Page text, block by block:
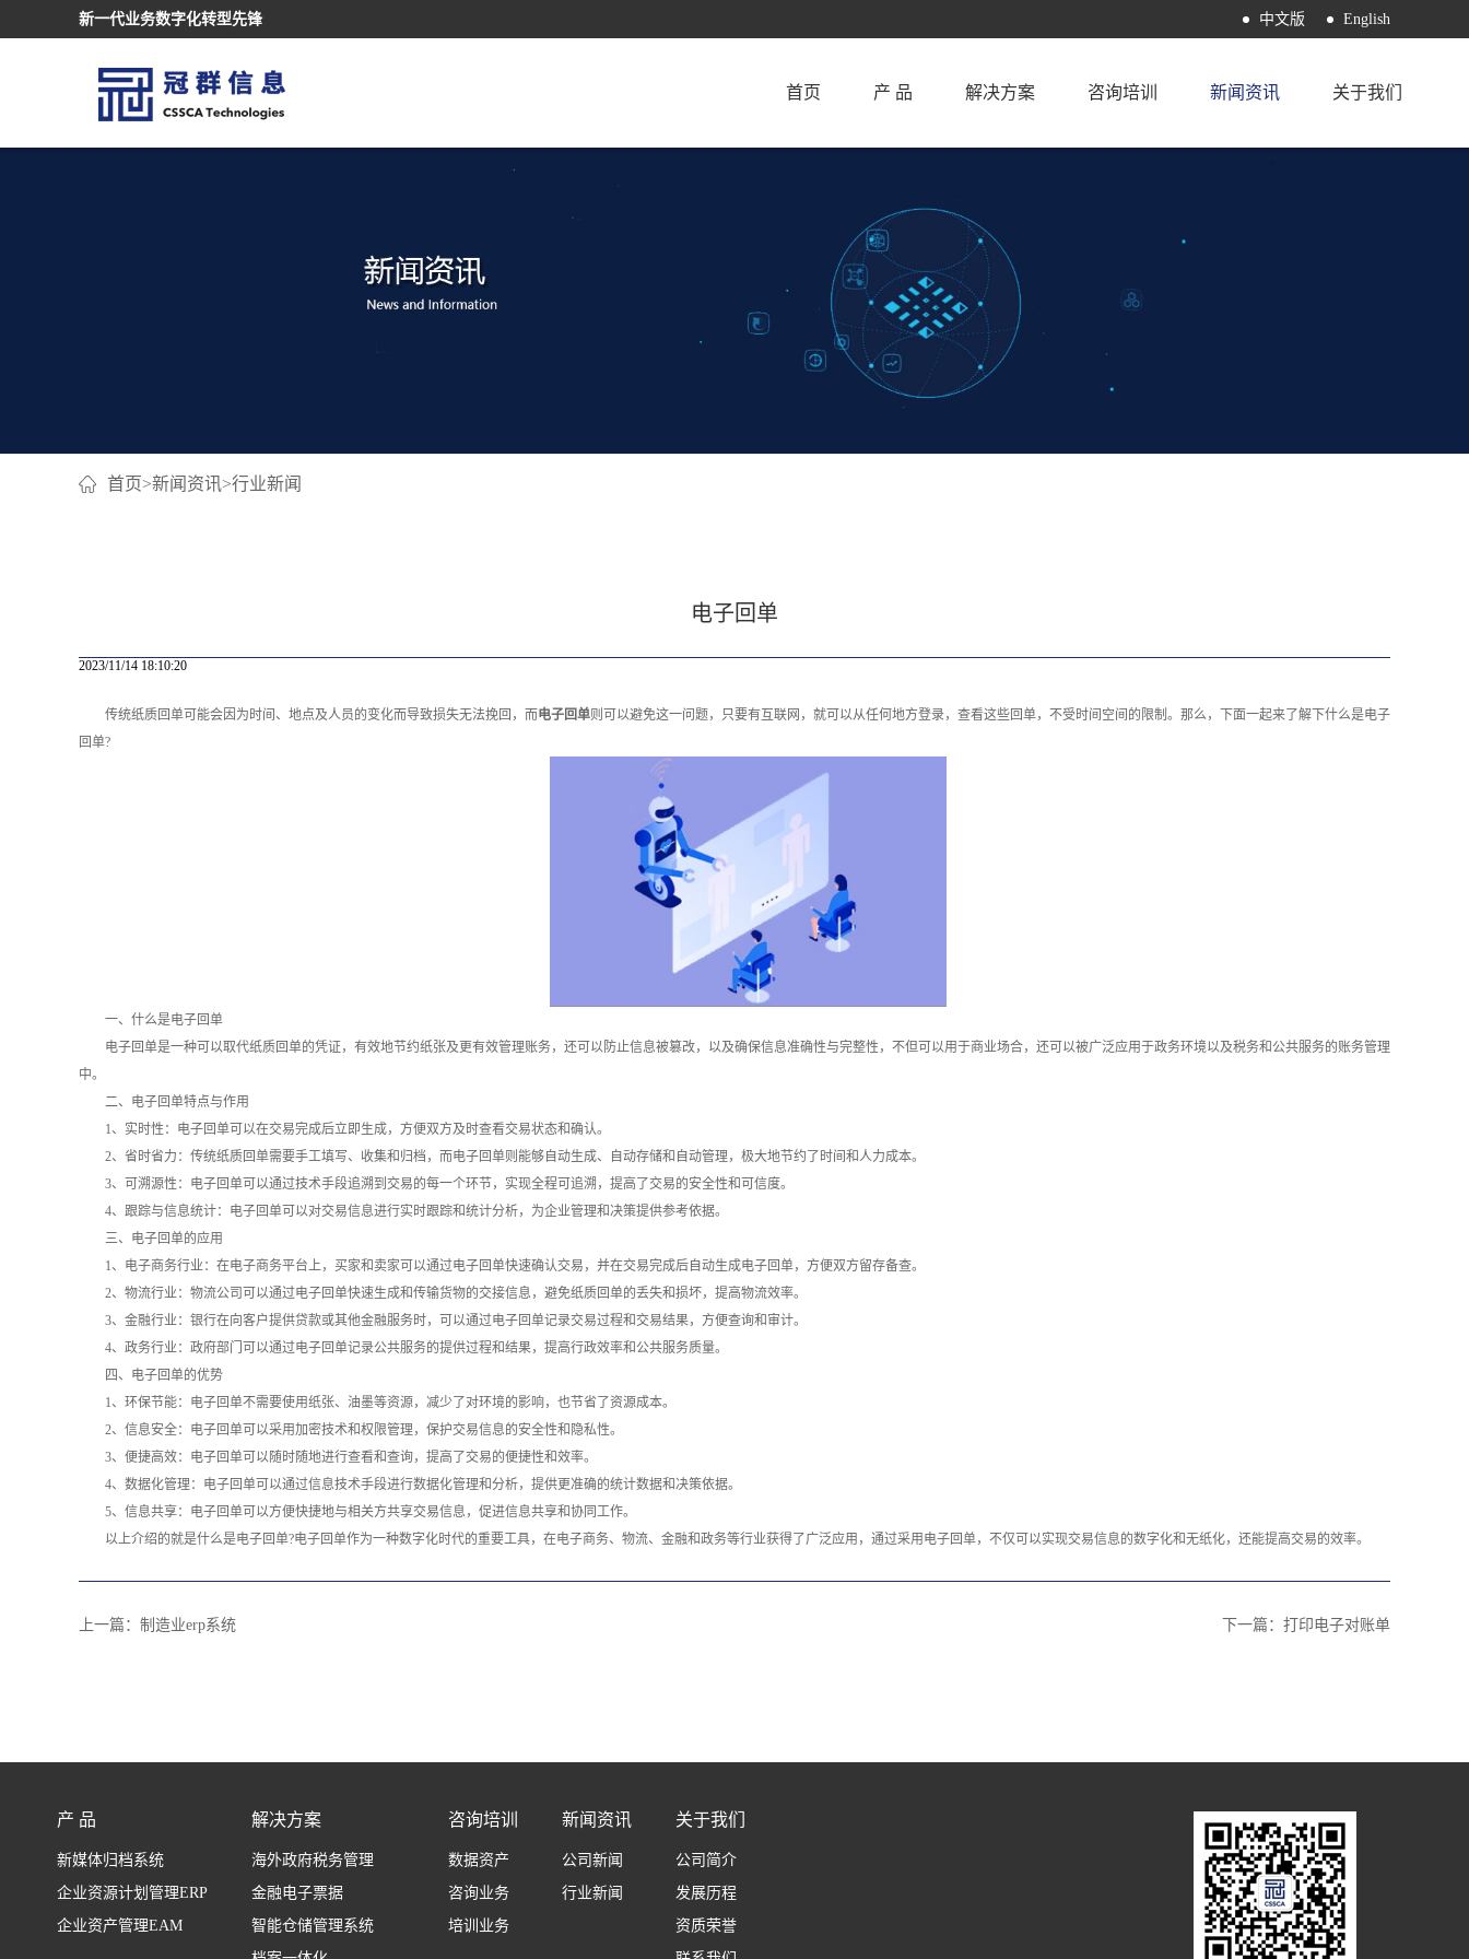
新一代业务数字化转型先锋 中文版 English
首页 产 品 解决方案 咨询培训 新闻资讯 关于我们
首页>新闻资讯>行业新闻
电子回单
2023/11/14 18:10:20
传统纸质回单可能会因为时间、地点及人员的变化而导致损失无法挽回，而电子回单则可以避免这一问题，只要有互联网，就可以从任何地方登录，查看这些回单，不受时间空间的限制。那么，下面一起来了解下什么是电子
回单?
一、什么是电子回单
电子回单是一种可以取代纸质回单的凭证，有效地节约纸张及更有效管理账务，还可以防止信息被篡改，以及确保信息准确性与完整性，不但可以用于商业场合，还可以被广泛应用于政务环境以及税务和公共服务的账务管理
中。
二、电子回单特点与作用
1、实时性：电子回单可以在交易完成后立即生成，方便双方及时查看交易状态和确认。
2、省时省力：传统纸质回单需要手工填写、收集和归档，而电子回单则能够自动生成、自动存储和自动管理，极大地节约了时间和人力成本。
3、可溯源性：电子回单可以通过技术手段追溯到交易的每一个环节，实现全程可追溯，提高了交易的安全性和可信度。
4、跟踪与信息统计：电子回单可以对交易信息进行实时跟踪和统计分析，为企业管理和决策提供参考依据。
三、电子回单的应用
1、电子商务行业：在电子商务平台上，买家和卖家可以通过电子回单快速确认交易，并在交易完成后自动生成电子回单，方便双方留存备查。
2、物流行业：物流公司可以通过电子回单快速生成和传输货物的交接信息，避免纸质回单的丢失和损坏，提高物流效率。
3、金融行业：银行在向客户提供贷款或其他金融服务时，可以通过电子回单记录交易过程和交易结果，方便查询和审计。
4、政务行业：政府部门可以通过电子回单记录公共服务的提供过程和结果，提高行政效率和公共服务质量。
四、电子回单的优势
1、环保节能：电子回单不需要使用纸张、油墨等资源，减少了对环境的影响，也节省了资源成本。
2、信息安全：电子回单可以采用加密技术和权限管理，保护交易信息的安全性和隐私性。
3、便捷高效：电子回单可以随时随地进行查看和查询，提高了交易的便捷性和效率。
4、数据化管理：电子回单可以通过信息技术手段进行数据化管理和分析，提供更准确的统计数据和决策依据。
5、信息共享：电子回单可以方便快捷地与相关方共享交易信息，促进信息共享和协同工作。
以上介绍的就是什么是电子回单?电子回单作为一种数字化时代的重要工具，在电子商务、物流、金融和政务等行业获得了广泛应用，通过采用电子回单，不仅可以实现交易信息的数字化和无纸化，还能提高交易的效率。‍
上一篇： 制造业erp系统 下一篇： 打印电子对账单
产 品
新媒体归档系统
企业资源计划管理ERP
企业资产管理EAM
解决方案
海外政府税务管理
金融电子票据
智能仓储管理系统
咨询培训
数据资产
咨询业务
培训业务
新闻资讯
公司新闻
行业新闻
关于我们
公司简介
发展历程
资质荣誉